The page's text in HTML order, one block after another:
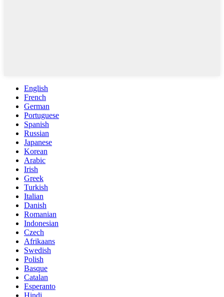
English
French
German
Portuguese
Spanish
Russian
Japanese
Korean
Arabic
Irish
Greek
Turkish
Italian
Danish
Romanian
Indonesian
Czech
Afrikaans
Swedish
Polish
Basque
Catalan
Esperanto